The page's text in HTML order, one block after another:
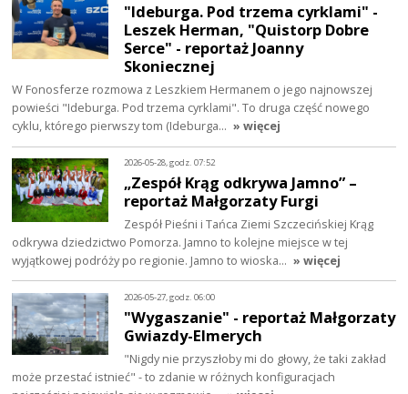
"Ideburga. Pod trzema cyrklami" -
Leszek Herman, "Quistorp Dobre
Serce" - reportaż Joanny
Skoniecznej
W Fonosferze rozmowa z Leszkiem Hermanem o jego najnowszej
powieści "Ideburga. Pod trzema cyrklami". To druga część nowego
cyklu, którego pierwszy tom (Ideburga… » więcej
2026-05-28, godz. 07:52
„Zespół Krąg odkrywa Jamno” –
reportaż Małgorzaty Furgi
Zespół Pieśni i Tańca Ziemi Szczecińskiej Krąg
odkrywa dziedzictwo Pomorza. Jamno to kolejne miejsce w tej
wyjątkowej podróży po regionie. Jamno to wioska… » więcej
2026-05-27, godz. 06:00
"Wygaszanie" - reportaż Małgorzaty
Gwiazdy-Elmerych
"Nigdy nie przyszłoby mi do głowy, że taki zakład
może przestać istnieć" - to zdanie w różnych konfiguracjach